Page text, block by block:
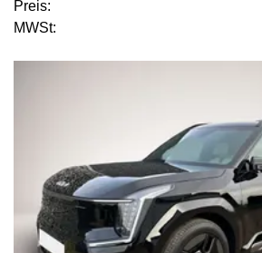
Preis:
MWSt: